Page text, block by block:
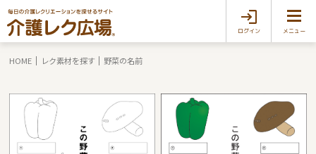
ログイン メニュー
HOME レク素材を探す 野菜の名前